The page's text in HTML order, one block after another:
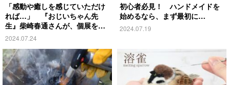
「感動や癒しを感じていただけ
れば…」 『おじいちゃん先
生』柴崎春通さんが、個展を開
催！
2024.07.24
初心者必見！ ハンドメイドを
始めるなら、まず最初に…
2024.07.19